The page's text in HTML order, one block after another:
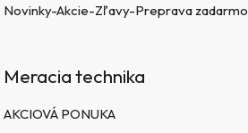
Novinky-Akcie-Zľavy-Preprava zadarmo
Meracia technika
AKCIOVÁ PONUKA